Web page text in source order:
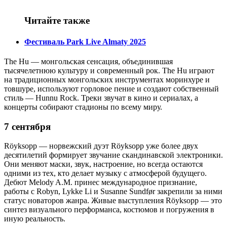
Читайте также
Фестиваль Park Live Almaty 2025
The Hu — монгольская сенсация, объединившая
тысячелетнюю культуру и современный рок. The Hu играют
на традиционных монгольских инструментах моринхуре и
товшуре, используют горловое пение и создают собственный
стиль — Hunnu Rock. Треки звучат в кино и сериалах, а
концерты собирают стадионы по всему миру.
7 сентября
Röyksopp — норвежский дуэт Röyksopp уже более двух
десятилетий формирует звучание скандинавской электроники.
Они меняют маски, звук, настроение, но всегда остаются
одними из тех, кто делает музыку с атмосферой будущего.
Дебют Melody A.M. принес международное признание,
работы с Robyn, Lykke Li и Susanne Sundfør закрепили за ними
статус новаторов жанра. Живые выступления Röyksopp — это
синтез визуального перформанса, костюмов и погружения в
иную реальность.